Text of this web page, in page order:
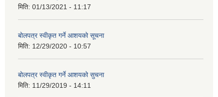
मिति: 01/13/2021 - 11:17
बोलपत्र स्वीकृत गर्ने आशयको सूचना
मिति: 12/29/2020 - 10:57
बोलपत्र स्वीकृत गर्ने आशयको सुचना
मिति: 11/29/2019 - 14:11